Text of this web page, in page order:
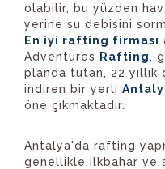
olabilir, bu yüzden
yerine su debisini
En iyi rafting firması
Adventures
Rafting,
planda tutan, 22
indiren bir yerli
öne çıkmaktadır.
Antalya'da rafting
genellikle ilkbahar ve